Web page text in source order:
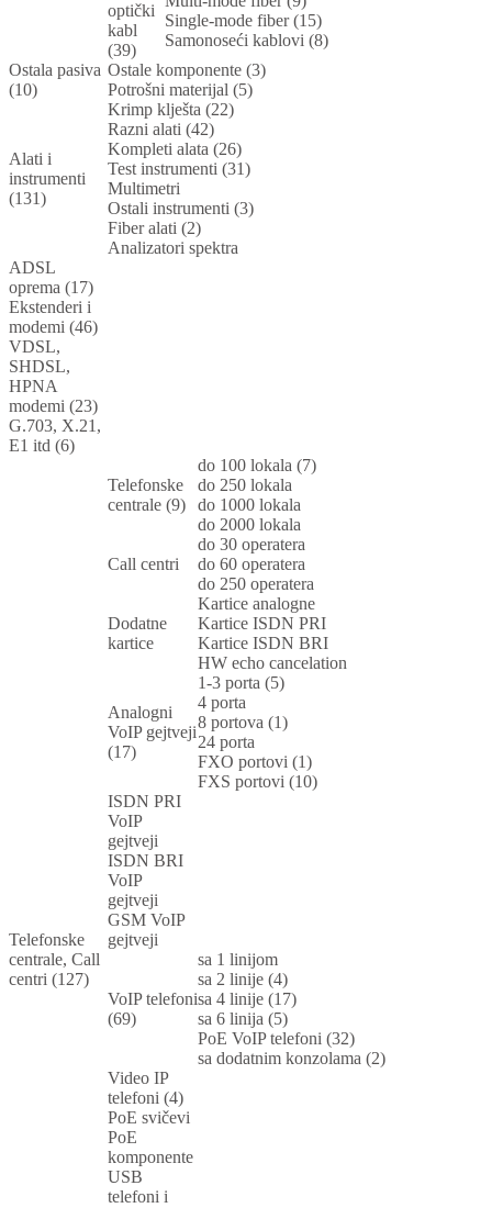
optički
kabl
(39)
Single-mode fiber (15)
Samonoseći kablovi (8)
Ostala pasiva
(10)
Ostale komponente (3)
Potrošni materijal (5)
Alati i
instrumenti
(131)
Krimp klješta (22)
Razni alati (42)
Kompleti alata (26)
Test instrumenti (31)
Multimetri
Ostali instrumenti (3)
Fiber alati (2)
Analizatori spektra
ADSL
oprema (17)
Ekstenderi i
modemi (46)
VDSL,
SHDSL,
HPNA
modemi (23)
G.703, X.21,
E1 itd (6)
Telefonske
centrale, Call
centri (127)
Telefonske
centrale (9)
do 100 lokala (7)
do 250 lokala
do 1000 lokala
do 2000 lokala
Call centri
do 30 operatera
do 60 operatera
do 250 operatera
Dodatne
kartice
Kartice analogne
Kartice ISDN PRI
Kartice ISDN BRI
HW echo cancelation
Analogni
VoIP gejtveji
(17)
1-3 porta (5)
4 porta
8 portova (1)
24 porta
FXO portovi (1)
FXS portovi (10)
ISDN PRI
VoIP
gejtveji
ISDN BRI
VoIP
gejtveji
GSM VoIP
gejtveji
VoIP telefoni
(69)
sa 1 linijom
sa 2 linije (4)
sa 4 linije (17)
sa 6 linija (5)
PoE VoIP telefoni (32)
sa dodatnim konzolama (2)
Video IP
telefoni (4)
PoE svičevi
PoE
komponente
USB
telefoni i